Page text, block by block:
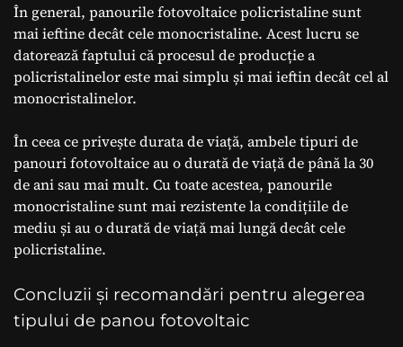
În general, panourile fotovoltaice policristaline sunt
mai ieftine decât cele monocristaline. Acest lucru se
datorează faptului că procesul de producție a
policristalinelor este mai simplu și mai ieftin decât cel al
monocristalinelor.
În ceea ce privește durata de viață, ambele tipuri de
panouri fotovoltaice au o durată de viață de până la 30
de ani sau mai mult. Cu toate acestea, panourile
monocristaline sunt mai rezistente la condițiile de
mediu și au o durată de viață mai lungă decât cele
policristaline.
Concluzii și recomandări pentru alegerea
tipului de panou fotovoltaic